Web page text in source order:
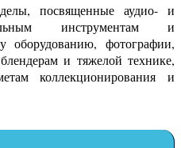
посвященные аудио- и
инструментам и
оборудованию, фотографии,
и тяжелой технике,
коллекционирования и